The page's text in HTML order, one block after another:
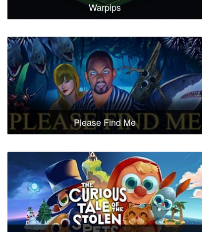
Warpips
Please Find Me